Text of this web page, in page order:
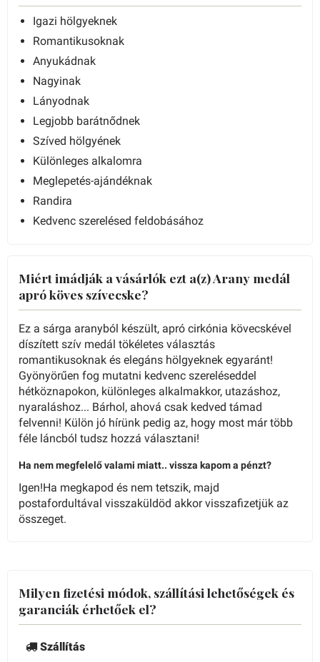
Igazi hölgyeknek
Romantikusoknak
Anyukádnak
Nagyinak
Lányodnak
Legjobb barátnődnek
Szíved hölgyének
Különleges alkalomra
Meglepetés-ajándéknak
Randira
Kedvenc szerelésed feldobásához
Miért imádják a vásárlók ezt a(z) Arany medál
apró köves szívecske?
Ez a sárga aranyból készült, apró cirkónia kövecskével
díszített szív medál tökéletes választás
romantikusoknak és elegáns hölgyeknek egyaránt!
Gyönyörűen fog mutatni kedvenc szereléseddel
hétköznapokon, különleges alkalmakkor, utazáshoz,
nyaraláshoz... Bárhol, ahová csak kedved támad
felvenni! Külön jó hírünk pedig az, hogy most már több
féle láncból tudsz hozzá választani!
Ha nem megfelelő valami miatt.. vissza kapom a pénzt?
Igen!Ha megkapod és nem tetszik, majd
postafordultával visszaküldöd akkor visszafizetjük az
összeget.
Milyen fizetési módok, szállítási lehetőségek és
garanciák érhetőek el?
Szállítás